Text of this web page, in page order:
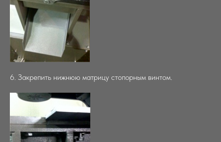
6. Закрепить нижнюю матрицу стопорным винтом.